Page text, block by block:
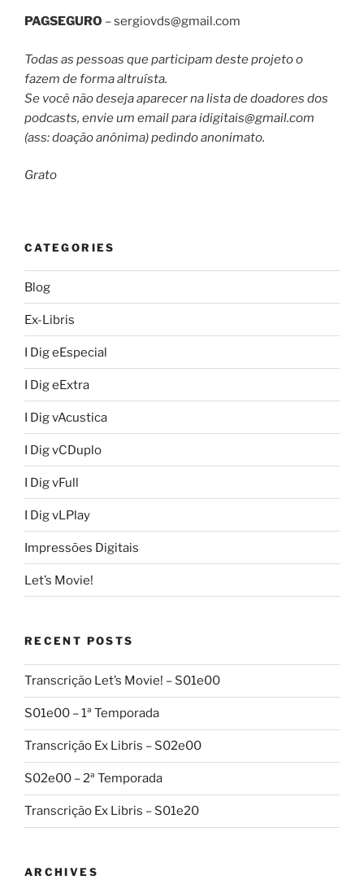
PAGSEGURO –sergiovds@gmail.com
Todas as pessoas que participam deste projeto o
fazem de forma altruísta.
Se você não deseja aparecer na lista de doadores dos
podcasts, envie um email paraidigitais@gmail.com
(ass: doação anônima) pedindo anonimato.
Grato
CATEGORIES
Blog
Ex-Libris
I Dig eEspecial
I Dig eExtra
I Dig vAcustica
I Dig vCDuplo
I Dig vFull
I Dig vLPlay
Impressões Digitais
Let’s Movie!
RECENT POSTS
Transcrição Let’s Movie! – S01e00
S01e00 – 1ª Temporada
Transcrição Ex Libris – S02e00
S02e00 – 2ª Temporada
Transcrição Ex Libris – S01e20
ARCHIVES